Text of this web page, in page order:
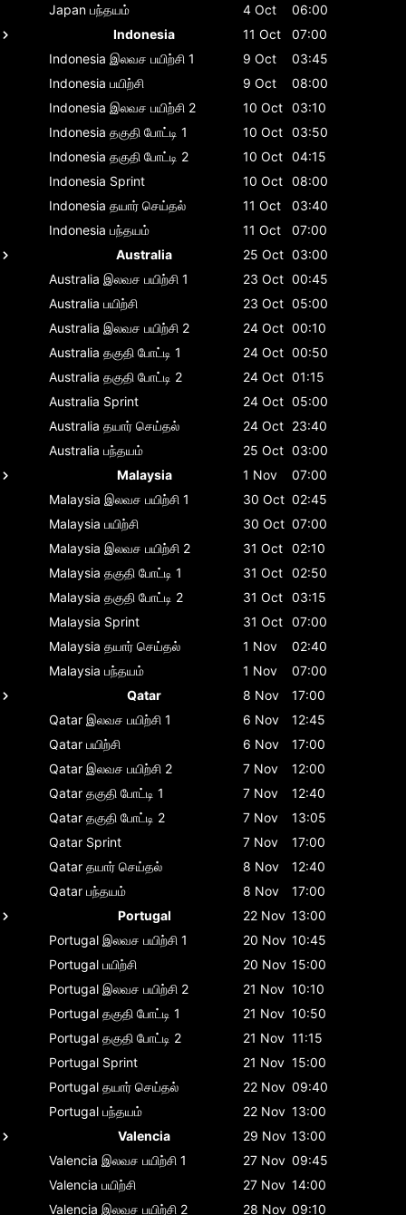
Japan பந்தயம் 4 Oct
06:00
Indonesia
11 Oct
07:00
Indonesia இலவச பயிற்சி 1 9 Oct
03:45
Indonesia பயிற்சி 9 Oct
08:00
Indonesia இலவச பயிற்சி 2 10 Oct 03:10
Indonesia தகுதி போட்டி 1 10 Oct 03:50
Indonesia தகுதி போட்டி 2 10 Oct 04:15
Indonesia Sprint 10 Oct 08:00
Indonesia தயார் செய்தல் 11 Oct
03:40
Indonesia பந்தயம் 11 Oct
07:00
Australia
25 Oct 03:00
Australia இலவச பயிற்சி 1 23 Oct 00:45
Australia பயிற்சி 23 Oct 05:00
Australia இலவச பயிற்சி 2 24 Oct 00:10
Australia தகுதி போட்டி 1 24 Oct 00:50
Australia தகுதி போட்டி 2 24 Oct 01:15
Australia Sprint 24 Oct 05:00
Australia தயார் செய்தல் 24 Oct 23:40
Australia பந்தயம் 25 Oct 03:00
Malaysia
1 Nov
07:00
Malaysia இலவச பயிற்சி 1 30 Oct 02:45
Malaysia பயிற்சி 30 Oct 07:00
Malaysia இலவச பயிற்சி 2 31 Oct 02:10
Malaysia தகுதி போட்டி 1 31 Oct 02:50
Malaysia தகுதி போட்டி 2 31 Oct 03:15
Malaysia Sprint 31 Oct 07:00
Malaysia தயார் செய்தல் 1 Nov
02:40
Malaysia பந்தயம் 1 Nov
07:00
Qatar
8 Nov
17:00
Qatar இலவச பயிற்சி 1 6 Nov
12:45
Qatar பயிற்சி 6 Nov
17:00
Qatar இலவச பயிற்சி 2 7 Nov
12:00
Qatar தகுதி போட்டி 1 7 Nov
12:40
Qatar தகுதி போட்டி 2 7 Nov
13:05
Qatar Sprint 7 Nov
17:00
Qatar தயார் செய்தல் 8 Nov
12:40
Qatar பந்தயம் 8 Nov
17:00
Portugal
22 Nov 13:00
Portugal இலவச பயிற்சி 1 20 Nov 10:45
Portugal பயிற்சி 20 Nov 15:00
Portugal இலவச பயிற்சி 2 21 Nov 10:10
Portugal தகுதி போட்டி 1 21 Nov 10:50
Portugal தகுதி போட்டி 2 21 Nov 11:15
Portugal Sprint 21 Nov 15:00
Portugal தயார் செய்தல் 22 Nov 09:40
Portugal பந்தயம் 22 Nov 13:00
Valencia
29 Nov 13:00
Valencia இலவச பயிற்சி 1 27 Nov 09:45
Valencia பயிற்சி 27 Nov 14:00
Valencia இலவச பயிற்சி 2 28 Nov 09:10